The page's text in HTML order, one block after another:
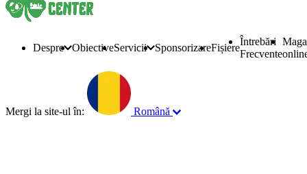
Despre ObiectiveServicii SponsorizareFișiere
Întrebări
Frecvente
Mergi la site-ul în: Română